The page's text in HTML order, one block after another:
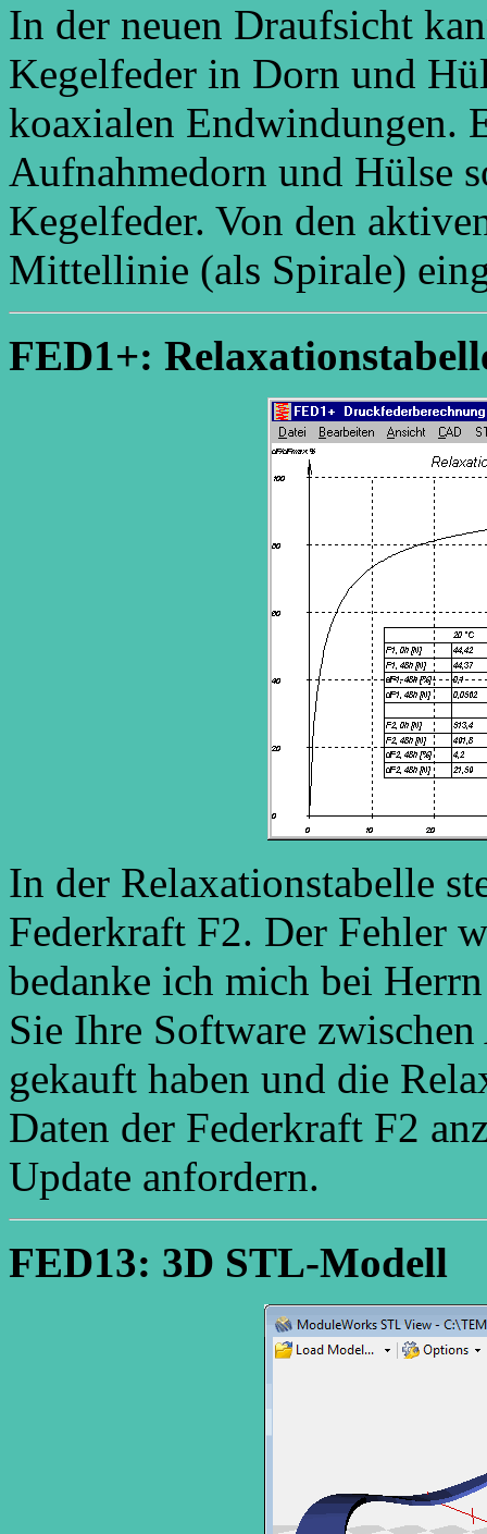
In der neuen Draufsicht
Kegelfeder in Dorn und
koaxialen Endwindungen.
Aufnahmedorn und Hülse
Kegelfeder. Von den
Mittellinie (als Spirale)
FED1+:
In der Relaxationstabelle
Federkraft F2. Der Fehler
bedanke ich mich bei
Sie Ihre Software
gekauft haben und die
Daten der Federkraft F2
Update anfordern.
FED13: 3D STL-Modell